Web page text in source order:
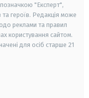
"Експерт",
героїв. Редакція може
реклами та правил
користування сайтом.
для осіб старше 21